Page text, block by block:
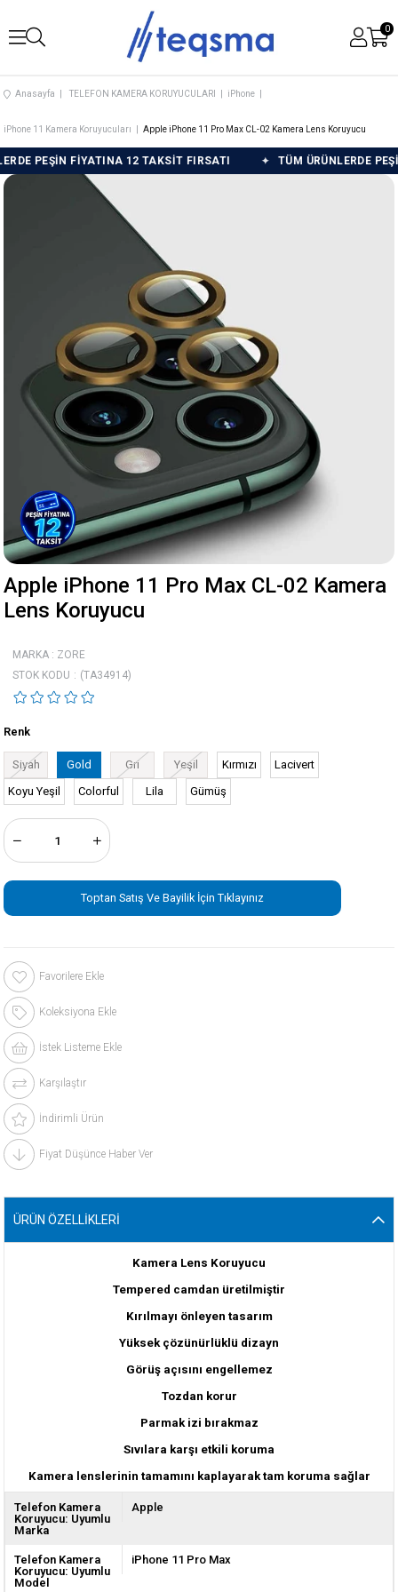
0
Anasayfa TELEFON KAMERA KORUYUCULARI iPhone
iPhone 11 Kamera Koruyucuları Apple iPhone 11 Pro Max CL-02 Kamera Lens Koruyucu
FİYATINA 12 TAKSİT FIRSATI TÜM ÜRÜNLERDE PEŞİN
Apple iPhone 11 Pro Max CL-02 Kamera
Lens Koruyucu
MARKA : ZORE
STOK KODU
(TA34914)
Renk
Siyah Gold Gri Yeşil Kırmızı
Lacivert
Koyu Yeşil
Colorful Lila Gümüş
Toptan Satış Ve Bayilik İçin Tıklayınız
Favorilere Ekle
Koleksiyona Ekle
İstek Listeme Ekle
Karşılaştır
İndirimli Ürün
Fiyat Düşünce Haber Ver
ÜRÜN ÖZELLIKLERI
Kamera Lens Koruyucu
Tempered camdan üretilmiştir
Kırılmayı önleyen tasarım
Yüksek çözünürlüklü dizayn
Görüş açısını engellemez
Tozdan korur
Parmak izi bırakmaz
Sıvılara karşı etkili koruma
Kamera lenslerinin tamamını kaplayarak tam koruma sağlar
Telefon Kamera
Koruyucu: Uyumlu
Marka
Apple
Telefon Kamera
Koruyucu: Uyumlu
Model
iPhone 11 Pro Max